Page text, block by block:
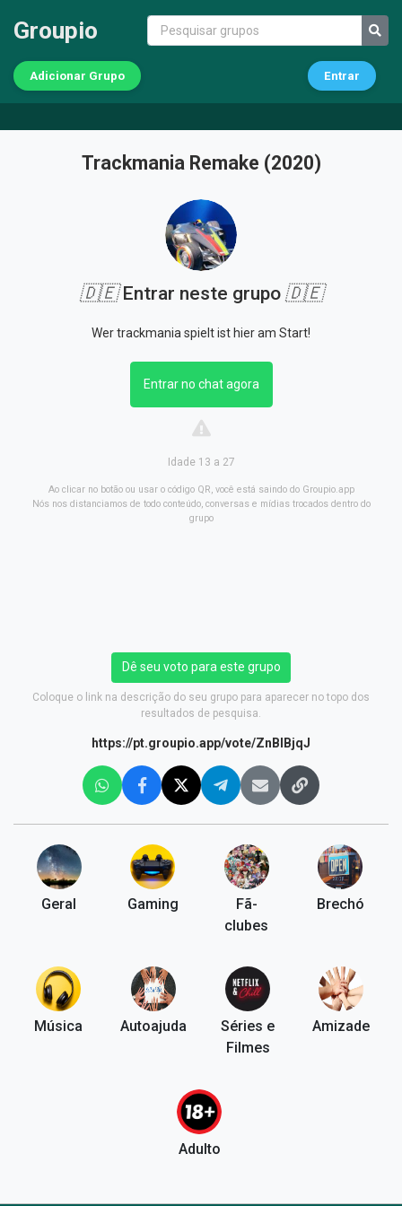
Groupio
Adicionar Grupo Entrar
Trackmania Remake (2020)
🇩🇪Entrar neste grupo 🇩🇪
Wer trackmania spielt ist hier am Start!
Entrar no chat agora
Idade 13 a 27
Ao clicar no botão ou usar o código QR, você está saindo do Groupio.app
Nós nos distanciamos de todo conteúdo, conversas e mídias trocados dentro do
grupo
Dê seu voto para este grupo
Coloque o link na descrição do seu grupo para aparecer no topo dos
resultados de pesquisa.
https://pt.groupio.app/vote/ZnBlBjqJ
Geral Gaming
Fã-
clubes
Brechó
Música Autoajuda
Séries e
Filmes
Amizade
Adulto